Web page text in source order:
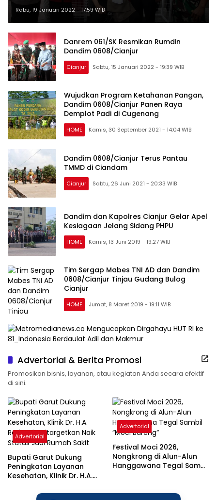
Forkopimda Cianjur
Rabu, 19 Januari 2022 - 17:59 WIB
Danrem 061/SK Resmikan Rumdin
Dandim 0608/Cianjur
Cianjur Sabtu, 15 Januari 2022 - 19:39 WIB
Wujudkan Program Ketahanan Pangan,
Dandim 0608/Cianjur Panen Raya
Demplot Padi di Cugenang
HOME Kamis, 30 September 2021 - 14:04 WIB
Dandim 0608/Cianjur Terus Pantau
TMMD di Ciandam
Cianjur Sabtu, 26 Juni 2021 - 20:33 WIB
Dandim dan Kapolres Cianjur Gelar Apel
Kesiagaan Jelang Sidang PHPU
HOME Kamis, 13 Juni 2019 - 19:27 WIB
Tim Sergap Mabes TNI AD dan Dandim
0608/Cianjur Tinjau Gudang Bulog
Cianjur
HOME Jumat, 8 Maret 2019 - 19:11 WIB
Advertorial & Berita Promosi
Promosikan bisnis, layanan, atau kegiatan Anda secara efektif
di sini.
Advertorial
Bupati Garut Dukung
Peningkatan Layanan
Kesehatan, Klinik Dr. H.A.
Status Jadi Rumah Sakit
Advertorial
Festival Moci 2026,
Nongkrong di Alun-Alun
Hanggawana Tegal Sambil